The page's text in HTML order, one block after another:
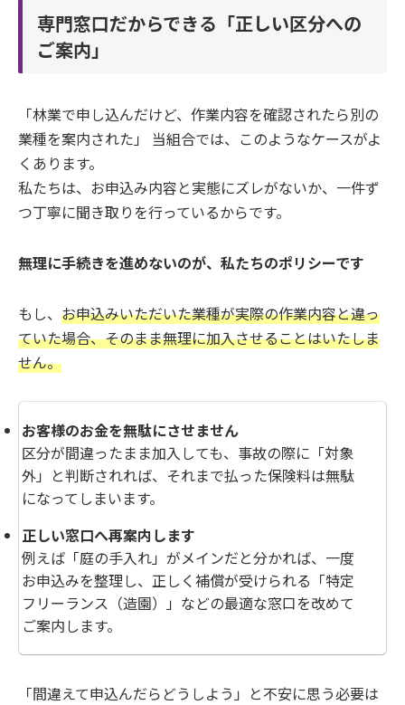
専門窓口だからできる「正しい区分への
ご案内」
「林業で申し込んだけど、作業内容を確認されたら別の
業種を案内された」 当組合では、このようなケースがよ
くあります。
私たちは、お申込み内容と実態にズレがないか、一件ず
つ丁寧に聞き取りを行っているからです。
無理に手続きを進めないのが、私たちのポリシーです
もし、 お申込みいただいた業種が実際の作業内容と違っ
ていた場合、そのまま無理に加入させることはいたしま
せん。
お客様のお金を無駄にさせません
区分が間違ったまま加入しても、事故の際に「対象
外」と判断されれば、それまで払った保険料は無駄
になってしまいます。
正しい窓口へ再案内します
例えば「庭の手入れ」がメインだと分かれば、一度
お申込みを整理し、正しく補償が受けられる「特定
フリーランス（造園）」などの最適な窓口を改めて
ご案内します。
「間違えて申込んだらどうしよう」と不安に思う必要は